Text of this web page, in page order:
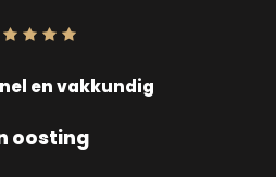
10
en vakkundig
oosting